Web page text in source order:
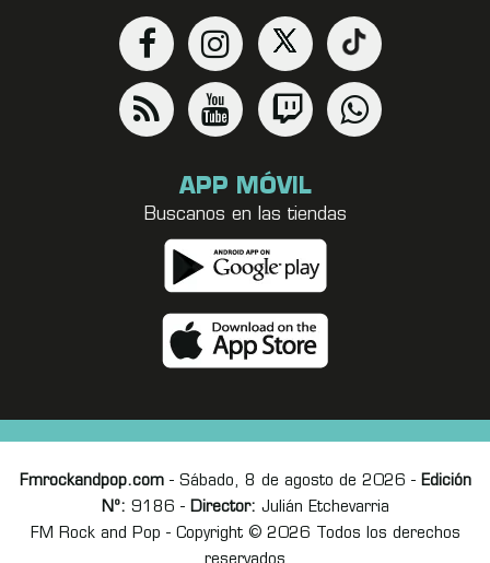
APP MÓVIL
Buscanos en las tiendas
Fmrockandpop.com- Sábado, 8 de agosto de 2026 - Edición
Nº: 9186 - Director: Julián Etchevarria
FM Rock and Pop - Copyright © 2026 Todos los derechos